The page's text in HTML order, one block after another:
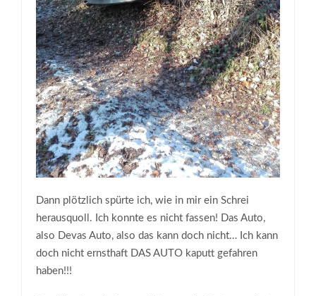
Dann plötzlich spürte ich, wie in mir ein Schrei
herausquoll. Ich konnte es nicht fassen! Das Auto,
also Devas Auto, also das kann doch nicht… Ich kann
doch nicht ernsthaft DAS AUTO kaputt gefahren
haben!!!